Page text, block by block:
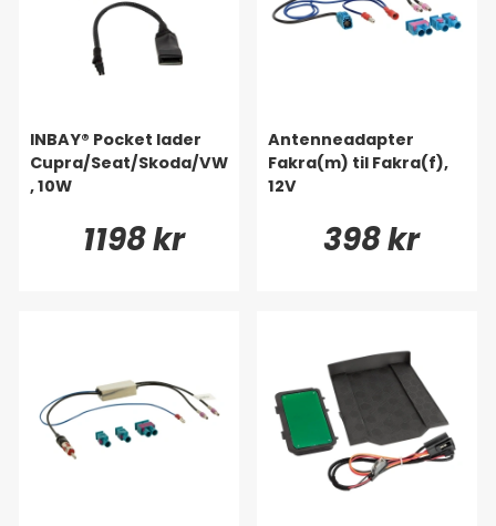
INBAY® Pocket lader
Cupra/Seat/Skoda/VW
, 10W
1198 kr
Antenneadapter
Fakra(m) til Fakra(f),
12V
398 kr